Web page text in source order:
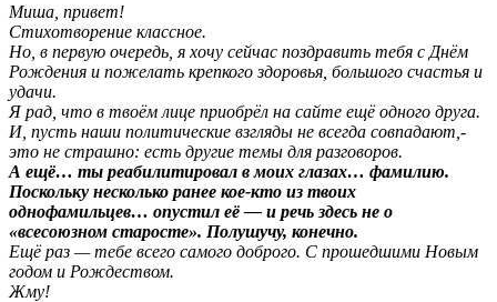
Миша, привет!
Стихотворение классное.
Но, в первую очередь, я хочу сейчас поздравить тебя с Днём
Рождения и пожелать крепкого здоровья, большого счастья и
удачи.
Я рад, что в твоём лице приобрёл на сайте ещё одного друга.
И, пусть наши политические взгляды не всегда совпадают,-
это не страшно: есть другие темы для разговоров.
А ещё… ты реабилитировал в моих глазах… фамилию.
Поскольку несколько ранее кое-кто из твоих
однофамильцев… опустил её — и речь здесь не о
«всесоюзном старосте». Полушучу, конечно.
Ещё раз — тебе всего самого доброго. С прошедшими Новым
годом и Рождеством.
Жму!